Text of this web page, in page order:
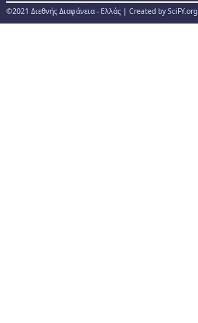
©2021 Διεθνής Διαφάνεια - Ελλάς | Created by SciFY.org